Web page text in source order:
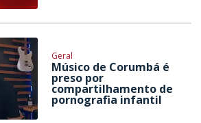
Geral
Músico de Corumbá é
preso por
compartilhamento de
pornografia infantil